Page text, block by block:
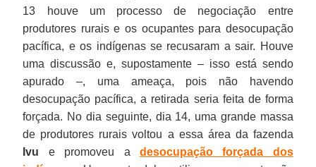
13 houve um processo de negociação entre
produtores rurais e os ocupantes para desocupação
pacífica, e os indígenas se recusaram a sair. Houve
uma discussão e, supostamente – isso está sendo
apurado –, uma ameaça, pois não havendo
desocupação pacífica, a retirada seria feita de forma
forçada. No dia seguinte, dia 14, uma grande massa
de produtores rurais voltou a essa área da fazenda
Ivu e promoveu a desocupação forçada dos
infelizmente,
implementado.